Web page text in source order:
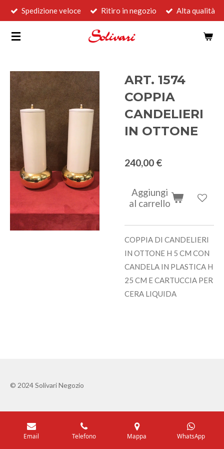
Vai
contenuto
Spedizione veloce Ritiro in negozio Alta qualità
ART. 1574
COPPIA
CANDELIERI
IN OTTONE
240,00 €
Aggiungi
al carrello
COPPIA DI CANDELIERI
IN OTTONE H 5 CM CON
CANDELA IN PLASTICA H
25 CM E CARTUCCIA PER
CERA LIQUIDA
© 2024 Solivari Negozio
Email Telefono Mappa WhatsApp